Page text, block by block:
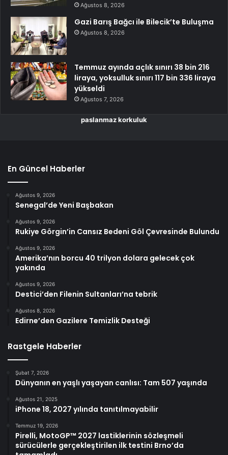
Ağustos 8, 2026
Gazi Barış Bağcı ile Bilecik’te Buluşma
Ağustos 8, 2026
Temmuz ayında açlık sınırı 38 bin 216
liraya, yoksulluk sınırı 117 bin 336 liraya
yükseldi
Ağustos 7, 2026
paslanmaz korkuluk
En Güncel Haberler
Ağustos 9, 2026
Senegal’de Yeni Başbakan
Ağustos 9, 2026
Rukiye Görgin’in Cansız Bedeni Göl Çevresinde Bulundu
Ağustos 9, 2026
Amerika’nın borcu 40 trilyon dolara gelecek çok
yakında
Ağustos 9, 2026
Destici’den Filenin Sultanları’na tebrik
Ağustos 8, 2026
Edirne’den Gazilere Temizlik Desteği
Rastgele Haberler
Şubat 7, 2026
Dünyanın en yaşlı yaşayan canlısı: Tam 507 yaşında
Ağustos 21, 2025
iPhone 18, 2027 yılında tanıtılmayabilir
Temmuz 19, 2026
Pirelli, MotoGP™ 2027 lastiklerinin sözleşmeli
sürücülerle gerçekleştirilen ilk testini Brno’da